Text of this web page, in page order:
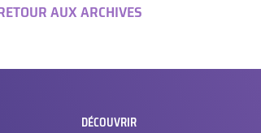
AUX ARCHIVES
DÉCOUVRIR